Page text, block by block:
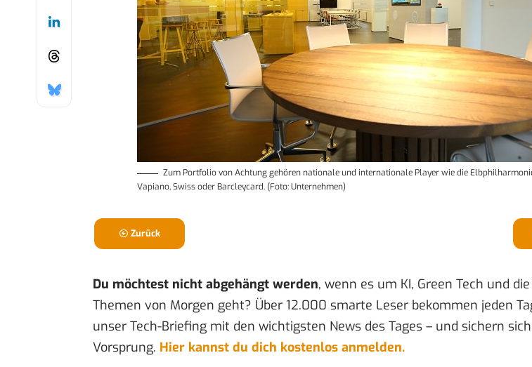
Zum Portfolio von Achtung gehören nationale und internationale Player wie die
Vapiano, Swiss oder Barcleycard. (Foto: Unternehmen)
Zurück
Du möchtest nicht abgehängt werden, wenn es um KI, Green Tech und
Themen von Morgen geht? Über 12.000 smarte Leser bekommen jeden
unser Tech-Briefing mit den wichtigsten News des Tages – und sichern
Vorsprung. Hier kannst du dich kostenlos anmelden.